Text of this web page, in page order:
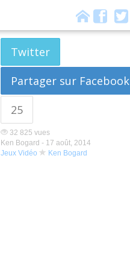
Twitter
Partager sur Facebook
25
32 825 vues
Ken Bogard - 17 août, 2014
Jeux Vidéo
Ken Bogard